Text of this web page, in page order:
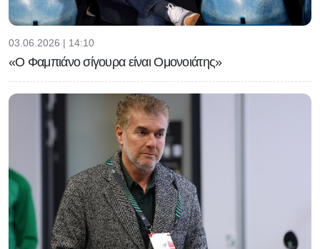
03.06.2026 | 14:10
«Ο Φαμπιάνο σίγουρα είναι Ομονοιάτης»